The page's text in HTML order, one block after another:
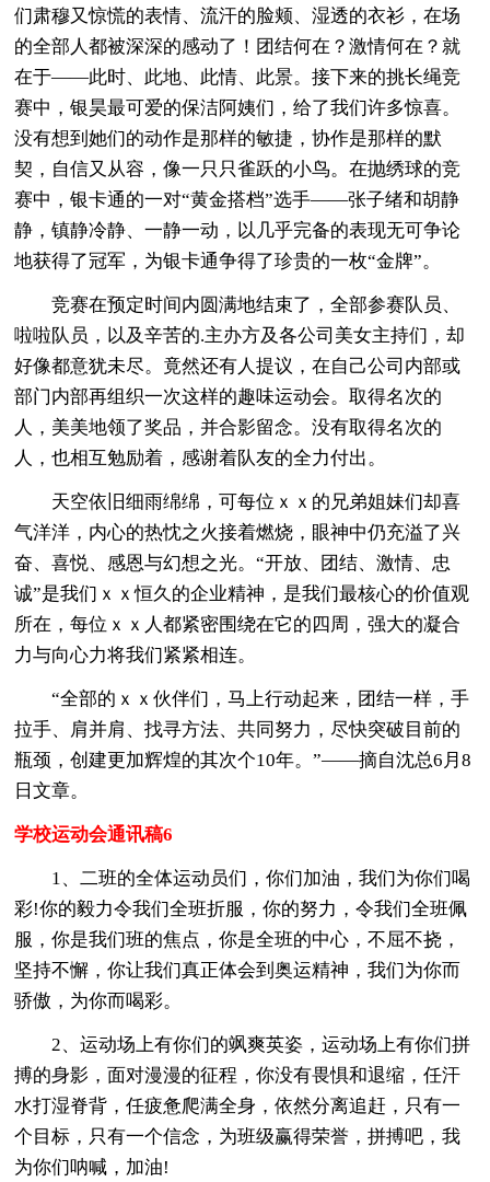
们肃穆又惊慌的表情、流汗的脸颊、湿透的衣衫，在场
的全部人都被深深的感动了！团结何在？激情何在？就
在于——此时、此地、此情、此景。接下来的挑长绳竞
赛中，银昊最可爱的保洁阿姨们，给了我们许多惊喜。
没有想到她们的动作是那样的敏捷，协作是那样的默
契，自信又从容，像一只只雀跃的小鸟。在抛绣球的竞
赛中，银卡通的一对“黄金搭档”选手——张子绪和胡静
静，镇静冷静、一静一动，以几乎完备的表现无可争论
地获得了冠军，为银卡通争得了珍贵的一枚“金牌”。
竞赛在预定时间内圆满地结束了，全部参赛队员、
啦啦队员，以及辛苦的.主办方及各公司美女主持们，却
好像都意犹未尽。竟然还有人提议，在自己公司内部或
部门内部再组织一次这样的趣味运动会。取得名次的
人，美美地领了奖品，并合影留念。没有取得名次的
人，也相互勉励着，感谢着队友的全力付出。
天空依旧细雨绵绵，可每位ｘｘ的兄弟姐妹们却喜
气洋洋，内心的热忱之火接着燃烧，眼神中仍充溢了兴
奋、喜悦、感恩与幻想之光。“开放、团结、激情、忠
诚”是我们ｘｘ恒久的企业精神，是我们最核心的价值观
所在，每位ｘｘ人都紧密围绕在它的四周，强大的凝合
力与向心力将我们紧紧相连。
“全部的ｘｘ伙伴们，马上行动起来，团结一样，手
拉手、肩并肩、找寻方法、共同努力，尽快突破目前的
瓶颈，创建更加辉煌的其次个10年。”——摘自沈总6月8
日文章。
学校运动会通讯稿6
1、二班的全体运动员们，你们加油，我们为你们喝
彩!你的毅力令我们全班折服，你的努力，令我们全班佩
服，你是我们班的焦点，你是全班的中心，不屈不挠，
坚持不懈，你让我们真正体会到奥运精神，我们为你而
骄傲，为你而喝彩。
2、运动场上有你们的飒爽英姿，运动场上有你们拼
搏的身影，面对漫漫的征程，你没有畏惧和退缩，任汗
水打湿脊背，任疲惫爬满全身，依然分离追赶，只有一
个目标，只有一个信念，为班级赢得荣誉，拼搏吧，我
为你们呐喊，加油!